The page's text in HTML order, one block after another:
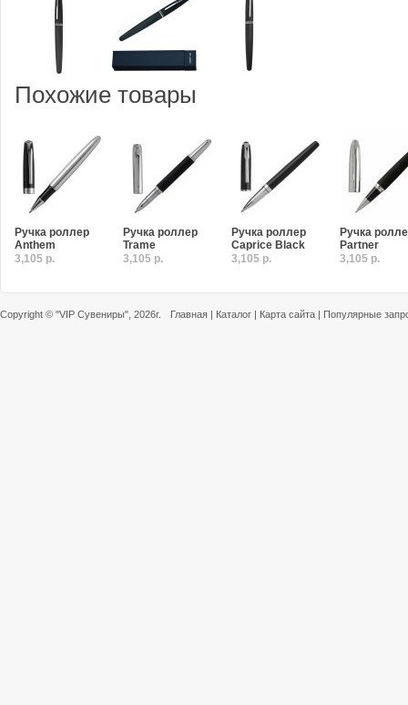
Похожие товары
Ручка роллер
Anthem
3,105 р.
Ручка роллер
Trame
3,105 р.
Ручка роллер
Caprice Black
3,105 р.
Ручка
Partner
3,105 р.
Copyright © "VIP Сувениры" , 2026г. Главная | Каталог | Карта сайта | Популярные